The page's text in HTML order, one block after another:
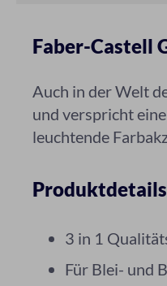
Faber-Castell
Auch in der Welt
und verspricht
leuchtende
Produktdetails
3 in 1
Für Blei- und